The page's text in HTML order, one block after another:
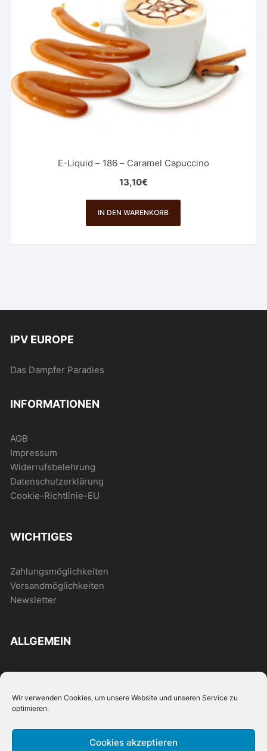
Wir verwenden Cookies, um unsere Website und unseren Service zu
optimieren.
Cookies akzeptieren
E-Liquid – 186 – Caramel Capuccino
13,10€
IN DEN WARENKORB
IPV EUROPE
Das Dampfer Paradies
INFORMATIONEN
AGB
Impressum
Widerrufsbelehrung
Datenschutzerklärung
Cookie-Richtlinie-EU
WICHTIGES
Zahlungsmöglichkeiten
Versandmöglichkeiten
Newsletter
ALLGEMEIN
FAQ
+49